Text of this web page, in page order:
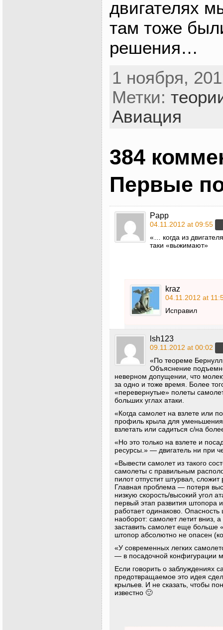
двигателях
там тоже
решения…
1 ноября,
Метки:
Авиация
384
Первые
Papp
04.11.2012 at 09:55
«… когда из
таки «выжимают»
kraz
04.11.2012 at
Исправил
lsh123
09.11.2012 at 00:02
«По теореме
Объяснение
неверном допущении, что
за одно и тоже время. Более
«перевернутые» полеты
больших углах атаки.
«Когда самолет на взлете или
профиль крыла для уменьшения
взлетать или садиться с/на
«Но это только на взлете и
ресурсы.» — двигатель ни при
«Вывести самолет из такого
самолеты с правильным
пилот отпустит штурвал,
Главная проблема — потеря
низкую скорость/высокий угол
первый этап развития штопора
работает одинаково.
наоборот: самолет летит вниз,
заставить самолет еще больше
штопор абсолютно не опасен
«У современных легких
— в посадочной конфигурации
Если говорить о заблуждениях
предотвращаемое это идея
крыльев. И не сказать, чтобы
известно 🙂